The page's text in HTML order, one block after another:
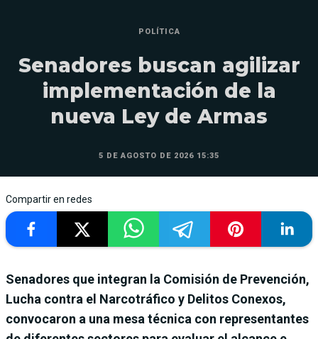
POLÍTICA
Senadores buscan agilizar
implementación de la
nueva Ley de Armas
5 DE AGOSTO DE 2026 15:35
Compartir en redes
Senadores que integran la Comisión de Prevención,
Lucha contra el Narcotráfico y Delitos Conexos,
convocaron a una mesa técnica con representantes